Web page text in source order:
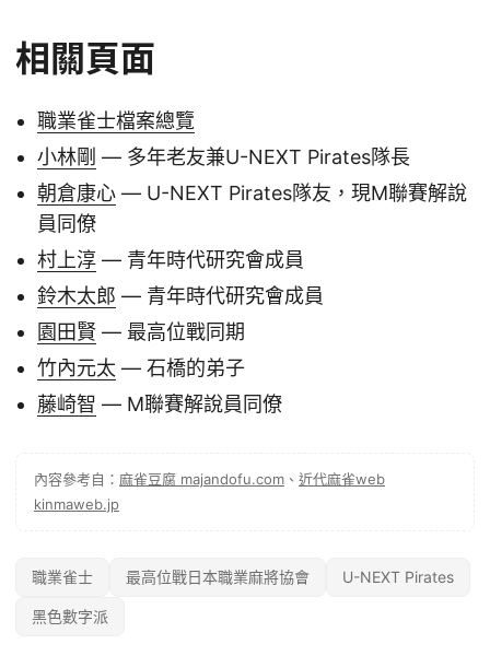
相關頁面
職業雀士檔案總覽
小林剛 — 多年老友兼U-NEXT Pirates隊長
朝倉康心 — U-NEXT Pirates隊友，現M聯賽解說
員同僚
村上淳 — 青年時代研究會成員
鈴木太郎 — 青年時代研究會成員
園田賢 — 最高位戰同期
竹內元太 — 石橋的弟子
藤崎智 — M聯賽解說員同僚
內容參考自： 麻雀豆腐 majandofu.com 、 近代麻雀web
kinmaweb.jp
職業雀士 最高位戰日本職業麻將協會 U-NEXT Pirates
黑色數字派